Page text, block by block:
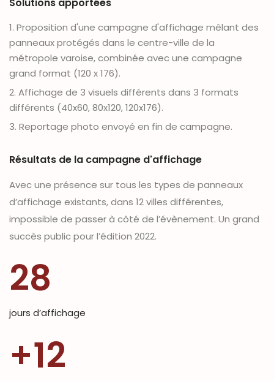
Solutions apportées
1. Proposition d'une campagne d'affichage mêlant des
panneaux protégés dans le centre-ville de la
métropole varoise, combinée avec une campagne
grand format (120 x 176).
2. Affichage de 3 visuels différents dans 3 formats
différents (40x60, 80x120, 120x176).
3. Reportage photo envoyé en fin de campagne.
Résultats de la campagne d'affichage
Avec une présence sur tous les types de panneaux
d’affichage existants, dans 12 villes différentes,
impossible de passer à côté de l’évènement. Un grand
succès public pour l’édition 2022.
28
jours d’affichage
+12